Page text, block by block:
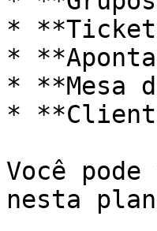
*
*
* **Mesa
*
Você
nesta